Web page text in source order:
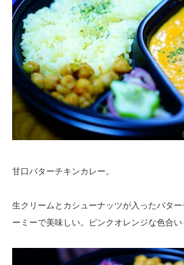
甘口バターチキンカレー。
生クリームとカシューナッツが入ったバタ
ーミーで美味しい。ピンクオレンジな色合い